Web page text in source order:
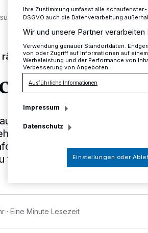
rät zu reisemedizinischer
zu reisemedizinischer
in den
die bevorstehende Urlaubs-
das Kreisgesundheitsamt,
ob zum Schutz der
treffen sind.
Eine Minute Lesezeit
Ihre Zustimmung umfasst alle
DSGVO auch die Datenverarbeitung
Wir und unsere Partner
Verwendung genauer Standortdaten.
von oder Zugriff auf Informationen auf
Werbeleistung und der Performance von
Verbesserung von Angeboten.
Ausführliche Informationen
Impressum
Datenschutz
Einstellungen oder